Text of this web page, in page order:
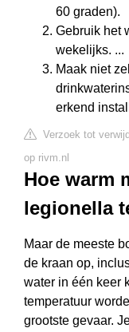
60 graden).
Gebruik het
wekelijks. ...
Maak niet
erkend
Verzoek tot
op rivm.nl
Hoe warm
legionella
Maar de meeste
de kraan op,
water in één keer
temperatuur
grootste gevaar.